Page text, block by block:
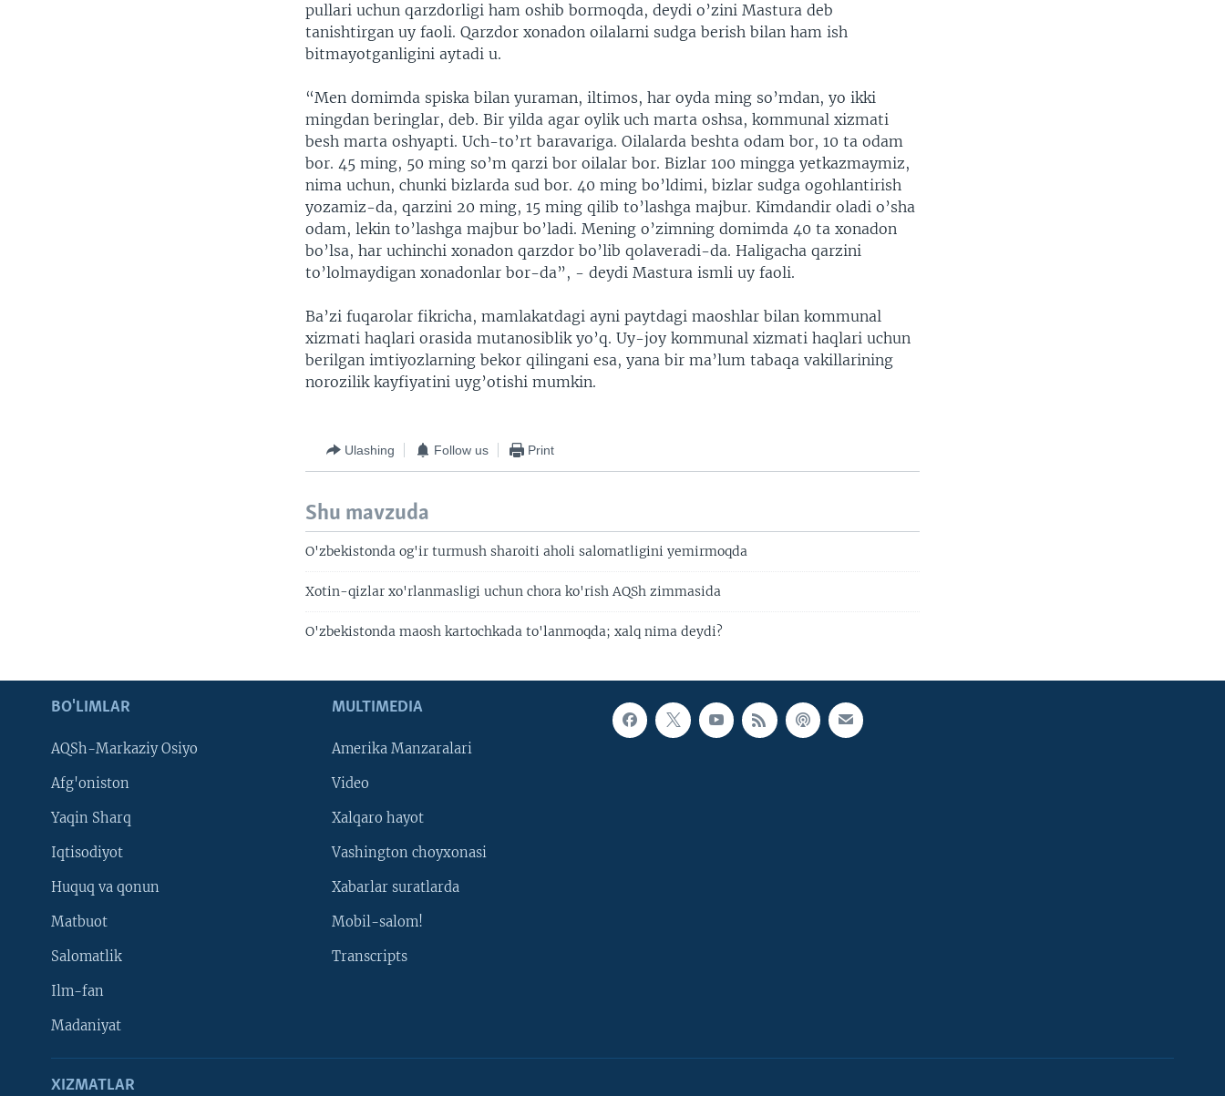
pullari uchun qarzdorligi ham oshib bormoqda, deydi o’zini Mastura deb
tanishtirgan uy faoli. Qarzdor xonadon oilalarni sudga berish bilan ham ish
bitmayotganligini aytadi u.
“Men domimda spiska bilan yuraman, iltimos, har oyda ming so’mdan, yo ikki
mingdan beringlar, deb. Bir yilda agar oylik uch marta oshsa, kommunal xizmati
besh marta oshyapti. Uch-to’rt baravariga. Oilalarda beshta odam bor, 10 ta odam
bor. 45 ming, 50 ming so’m qarzi bor oilalar bor. Bizlar 100 mingga yetkazmaymiz,
nima uchun, chunki bizlarda sud bor. 40 ming bo’ldimi, bizlar sudga ogohlantirish
yozamiz-da, qarzini 20 ming, 15 ming qilib to’lashga majbur. Kimdandir oladi o’sha
odam, lekin to’lashga majbur bo’ladi. Mening o’zimning domimda 40 ta xonadon
bo’lsa, har uchinchi xonadon qarzdor bo’lib qolaveradi-da. Haligacha qarzini
to’lolmaydigan xonadonlar bor-da”, - deydi Mastura ismli uy faoli.
Ba’zi fuqarolar fikricha, mamlakatdagi ayni paytdagi maoshlar bilan kommunal
xizmati haqlari orasida mutanosiblik yo’q. Uy-joy kommunal xizmati haqlari uchun
berilgan imtiyozlarning bekor qilingani esa, yana bir ma’lum tabaqa vakillarining
norozilik kayfiyatini uyg’otishi mumkin.
Ulashing Follow us Print
Shu mavzuda
O'zbekistonda og'ir turmush sharoiti aholi salomatligini yemirmoqda
Xotin-qizlar xo'rlanmasligi uchun chora ko'rish AQSh zimmasida
O'zbekistonda maosh kartochkada to'lanmoqda; xalq nima deydi?
BO'LIMLAR
AQSh-Markaziy Osiyo
Afg'oniston
Yaqin Sharq
Iqtisodiyot
Huquq va qonun
Matbuot
Salomatlik
Ilm-fan
Madaniyat
MULTIMEDIA
Amerika Manzaralari
Video
Xalqaro hayot
Vashington choyxonasi
Xabarlar suratlarda
Mobil-salom!
Transcripts
XIZMATLAR